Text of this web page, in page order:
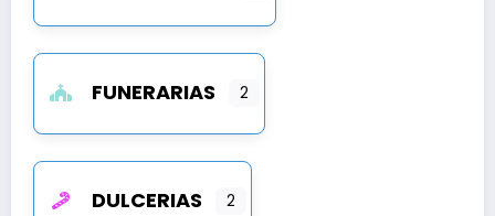
FUNERARIAS 2
DULCERIAS 2